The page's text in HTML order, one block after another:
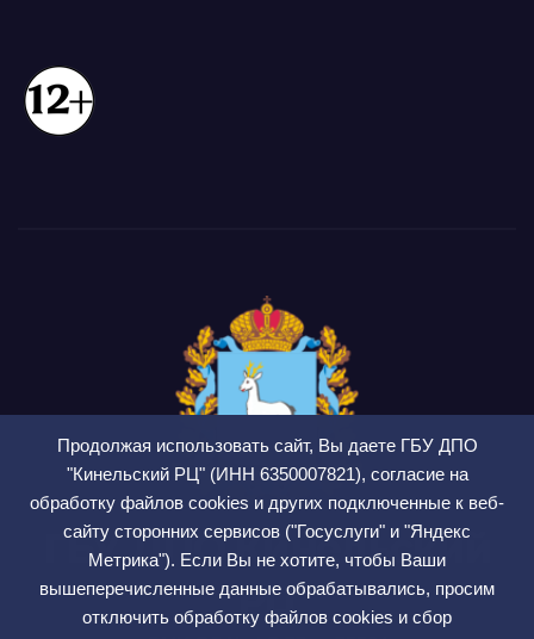
Продолжая использовать сайт, Вы даете ГБУ ДПО
"Кинельский РЦ" (ИНН 6350007821), согласие на
обработку файлов cookies и других подключенные к веб-
сайту сторонних сервисов ("Госуслуги" и "Яндекс
Метрика"). Если Вы не хотите, чтобы Ваши
вышеперечисленные данные обрабатывались, просим
отключить обработку файлов cookies и сбор
ГБУ ДПО Кинельский
РЦ